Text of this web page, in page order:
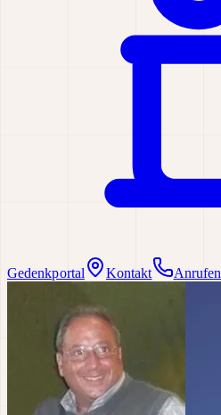
Gedenkportal Kontakt Anrufen